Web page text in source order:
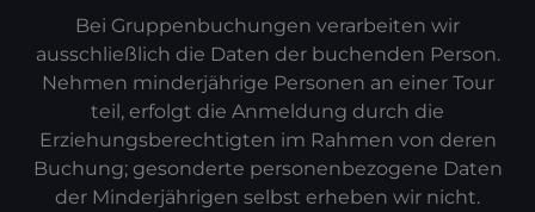
Bei Gruppenbuchungen verarbeiten wir
ausschließlich die Daten der buchenden Person.
Nehmen minderjährige Personen an einer Tour
teil, erfolgt die Anmeldung durch die
Erziehungsberechtigten im Rahmen von deren
Buchung; gesonderte personenbezogene Daten
der Minderjährigen selbst erheben wir nicht.